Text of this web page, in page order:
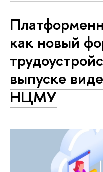
как новый
выпуске
НЦМУ